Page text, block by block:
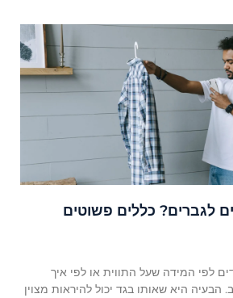
לגברים? כללים פשוטים
לפי המידה שעל התווית או לפי איך
היא שאותו בגד יכול להיראות מצוין